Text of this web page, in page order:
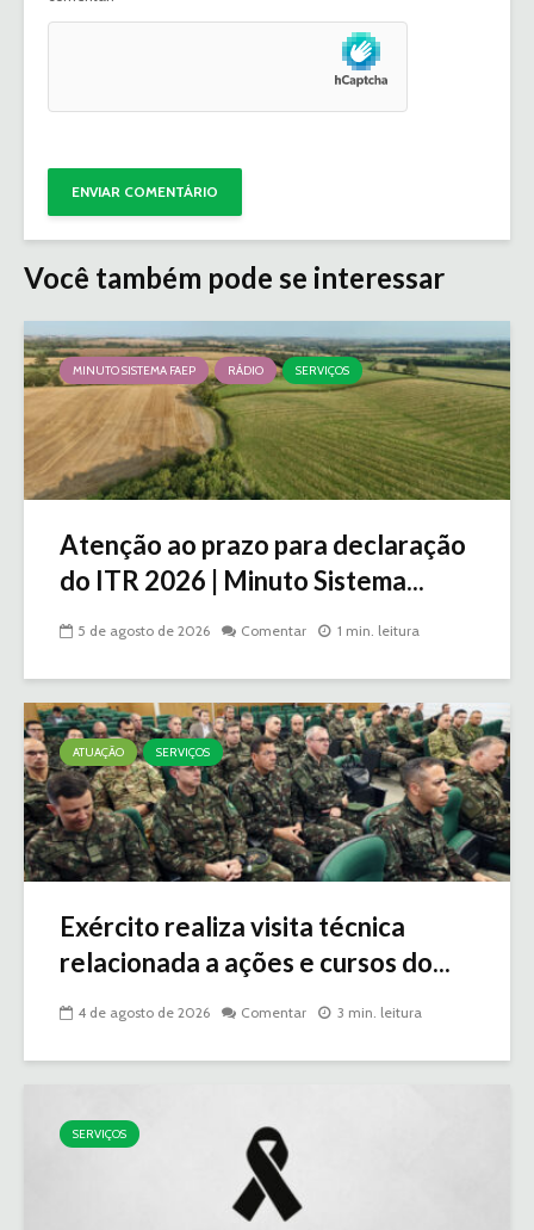
Você também pode se interessar
MINUTO SISTEMA FAEP RÁDIO SERVIÇOS
Atenção ao prazo para declaração
do ITR 2026 | Minuto Sistema...
5 de agosto de 2026 Comentar 1 min. leitura
ATUAÇÃO SERVIÇOS
Exército realiza visita técnica
relacionada a ações e cursos do...
4 de agosto de 2026 Comentar 3 min. leitura
SERVIÇOS